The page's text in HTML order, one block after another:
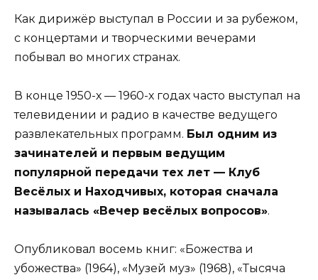
Как дирижёр выступал в России и за рубежом,
с концертами и творческими вечерами
побывал во многих странах.
В конце 1950-х — 1960-х годах часто выступал на
телевидении и радио в качестве ведущего
развлекательных программ. Был одним из
зачинателей и первым ведущим
популярной передачи тех лет — Клуб
Весёлых и Находчивых, которая сначала
называлась «Вечер весёлых вопросов».
Опубликовал восемь книг: «Божества и
убожества» (1964), «Музей муз» (1968), «Тысяча